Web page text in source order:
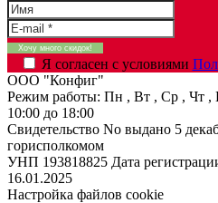
Я согласен с условиями
ООО "Конфиг"
Режим работы: Пн , Вт , Ср , Чт ,
10:00 до 18:00
Свидетельство No выдано 5
горисполкомом
УНП 193818825 Дата
16.01.2025
Настройка файлов cookie